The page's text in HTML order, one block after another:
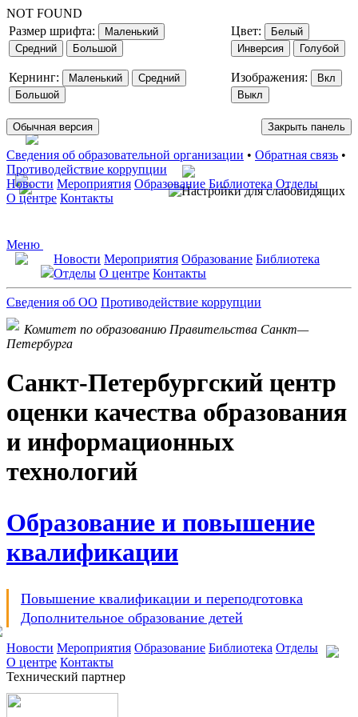
NOT FOUND
Размер шрифта:
Маленький
Средний
Большой
Кернинг: Маленький
Средний
Большой
Цвет:
Белый
Инверсия
Голубой
Изображения:
Вкл
Выкл
Обычная версия Закрыть панель
Сведения об образовательной организации • Обратная связь •
Противодействие коррупции
Новости Мероприятия Образование Библиотека Отделы
О центре Контакты
Меню
Новости Мероприятия Образование Библиотека
Отделы О центре Контакты
Сведения об ОО Противодействие коррупции
Комитет по образованию Правительства Санкт—
Петербурга
Санкт-Петербургский центр
оценки качества образования
и информационных
технологий
Образование и повышение
квалификации
Повышение квалификации и переподготовка
Дополнительное образование детей
Новости Мероприятия Образование Библиотека Отделы
О центре Контакты
Технический партнер